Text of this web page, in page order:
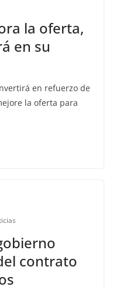
la oferta,
en su
en refuerzo de
la oferta para
contrato